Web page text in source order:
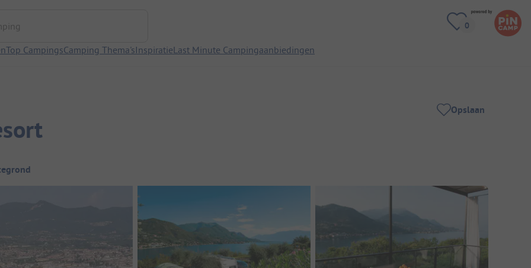
Top CampingsCamping Thema'sInspiratieLast Minute Campingaanbiedingen
Opslaan